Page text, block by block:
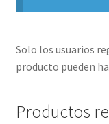
Solo los usuarios
producto pueden
Productos